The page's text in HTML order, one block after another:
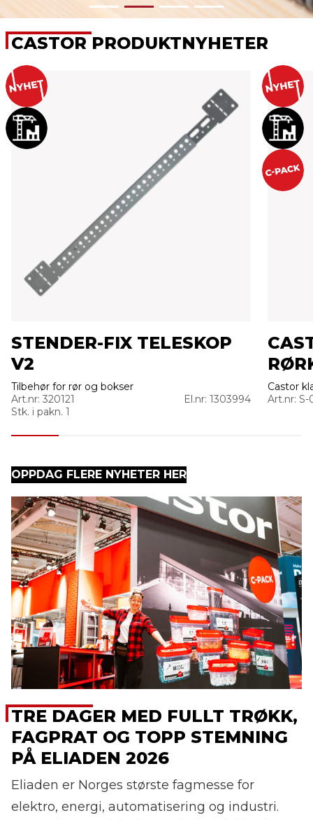
CASTOR PRODUKTNYHETER
STENDER-FIX TELESKOP
V2
Tilbehør for rør og bokser
Art.nr: 320121
El.nr: 1303994
Stk. i pakn. 1
Castor
Art.nr: S-
OPPDAG FLERE NYHETER HER
TRE DAGER MED FULLT TRØKK,
FAGPRAT OG TOPP STEMNING
PÅ ELIADEN 2026
Eliaden er Norges største fagmesse for
elektro, energi, automatisering og industri.